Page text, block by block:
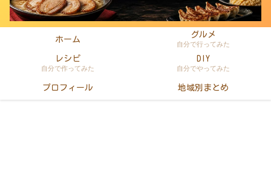
ホーム
グルメ
自分で行ってみた
レシピ
自分で作ってみた
DIY
自分でやってみた
プロフィール 地域別まとめ